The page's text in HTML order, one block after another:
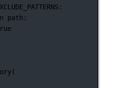
:
path:
(